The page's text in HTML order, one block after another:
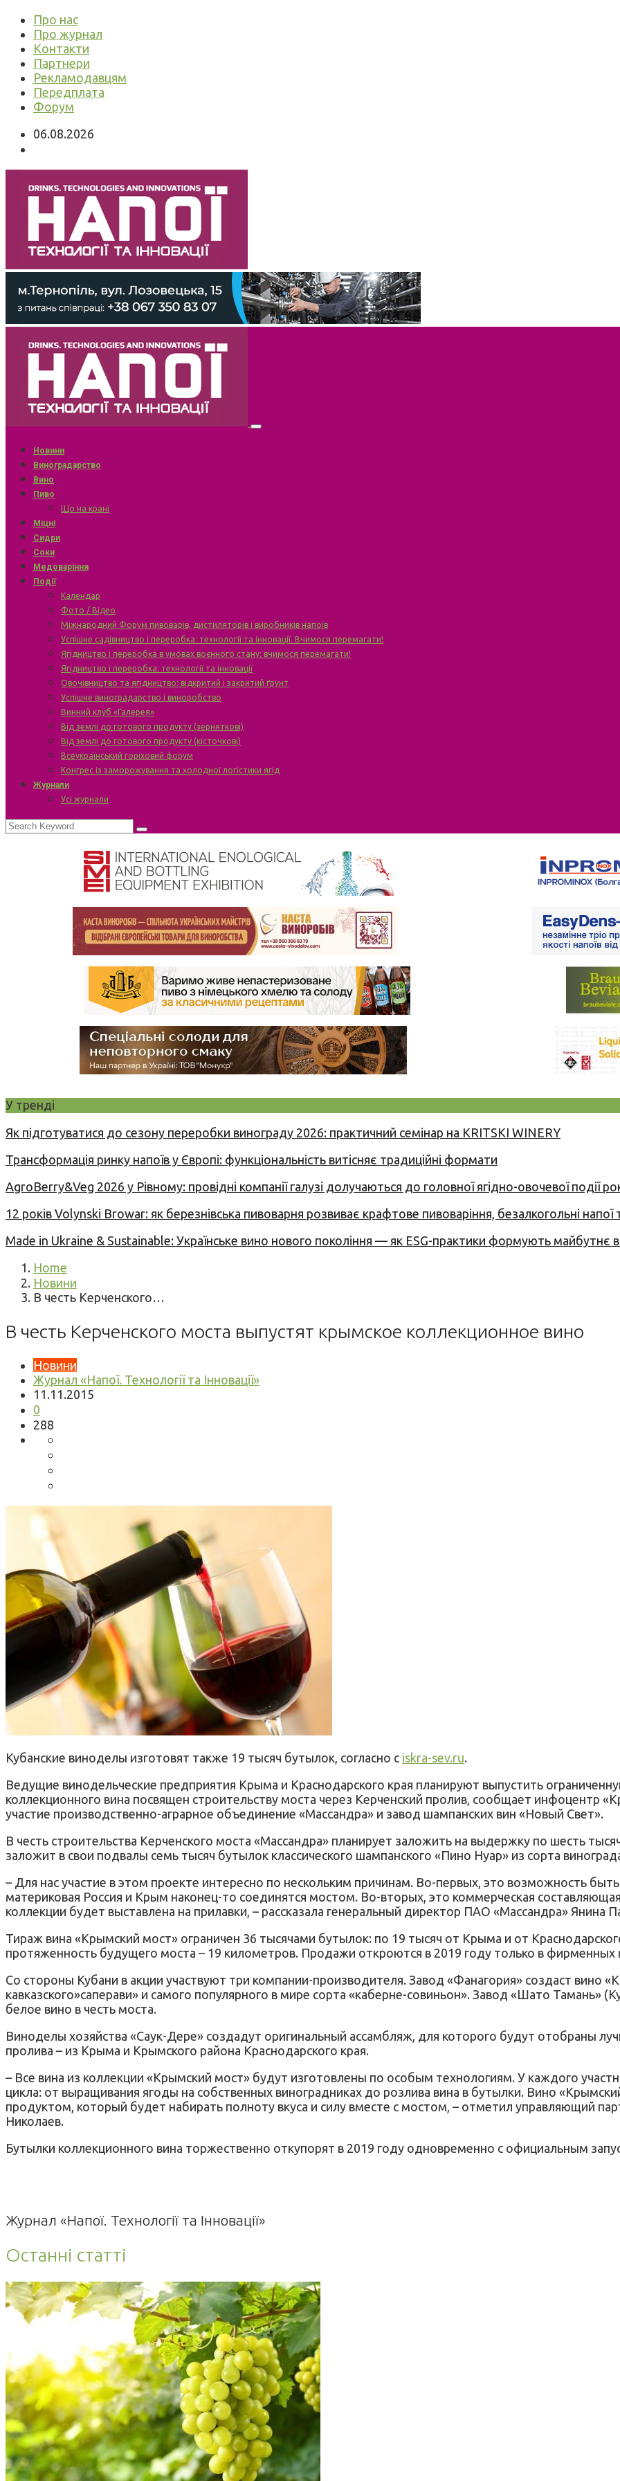
Про нас
Про журнал
Контакти
Партнери
Рекламодавцям
Передплата
Форум
06.08.2026
Новини
Виноградарство
Вино
Пиво
Що на крані
Міцні
Сидри
Соки
Медоваріння
Події
Календар
Фото / Відео
Міжнародний Форум пивоварів, дистиляторів і виробників напоїв
Успішне садівництво і переробка: технології та інновації. Вчимося перемагати!
Ягідництво і переробка в умовах воєнного стану: вчимося перемагати!
Ягідництво і переробка: технології та інновації
Овочівництво та ягідництво: відкритий і закритий ґрунт
Успішне виноградарство і виноробство
Винний клуб «Галерея»
Від землі до готового продукту (зерняткові)
Від землі до готового продукту (кісточкові)
Всеукраїнський горіховий форум
Конгрес із заморожування та холодної логістики ягід
Журнали
Усі журнали
У тренді
Як підготуватися до сезону переробки винограду 2026: практичний семінар на KRITSKI WINERY
Трансформація ринку напоїв у Європі: функціональність витісняє традиційні формати
AgroBerry&Veg 2026 у Рівному: провідні компанії галузі долучаються до головної ягідно-овочевої події
12 років Volynski Browar: як березнівська пивоварня розвиває крафтове пивоваріння, безалкогольні напої
Made in Ukraine & Sustainable: Українське вино нового покоління — як ESG-практики формують майбутнє
Home
Новини
В честь Керченского…
В честь Керченского моста выпустят крымское коллекционное вино
Новини
Журнал «Напої. Технології та Інновації»
11.11.2015
0
288
Кубанские виноделы изготовят также 19 тысяч бутылок, согласно с iskra-sev.ru.
Ведущие винодельческие предприятия Крыма и Краснодарского края планируют выпустить
коллекционного вина посвящен строительству моста через Керченский пролив, сообщает инфоцентр
участие производственно-аграрное объединение «Массандра» и завод шампанских вин «Новый Свет».
В честь строительства Керченского моста «Массандра» планирует заложить на выдержку по шесть
заложит в свои подвалы семь тысяч бутылок классического шампанского «Пино Нуар» из сорта
– Для нас участие в этом проекте интересно по нескольким причинам. Во-первых, это возможность
материковая Россия и Крым наконец-то соединятся мостом. Во-вторых, это коммерческая
коллекции будет выставлена на прилавки, – рассказала генеральный директор ПАО «Массандра» Янина
Тираж вина «Крымский мост» ограничен 36 тысячами бутылок: по 19 тысяч от Крыма и от
протяженность будущего моста – 19 километров. Продажи откроются в 2019 году только в фирменных
Со стороны Кубани в акции участвуют три компании-производителя. Завод «Фанагория» создаст вино
кавказского»саперави» и самого популярного в мире сорта «каберне-совиньон». Завод «Шато Тамань»
белое вино в честь моста.
Виноделы хозяйства «Саук-Дере» создадут оригинальный ассамбляж, для которого будут отобраны
пролива – из Крыма и Крымского района Краснодарского края.
– Все вина из коллекции «Крымский мост» будут изготовлены по особым технологиям. У каждого
цикла: от выращивания ягоды на собственных виноградниках до розлива вина в бутылки. Вино
продуктом, который будет набирать полноту вкуса и силу вместе с мостом, – отметил управляющий
Николаев.
Бутылки коллекционного вина торжественно откупорят в 2019 году одновременно с официальным
Журнал «Напої. Технології та Інновації»
Останні статті